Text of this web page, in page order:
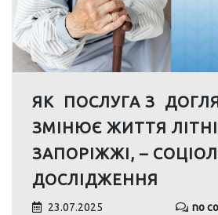
ЯК ПОСЛУГА З
ЗМІНЮЄ ЖИТТЯ
ЗАПОРІЖЖІ, –
ДОСЛІДЖЕННЯ
23.07.2025
no